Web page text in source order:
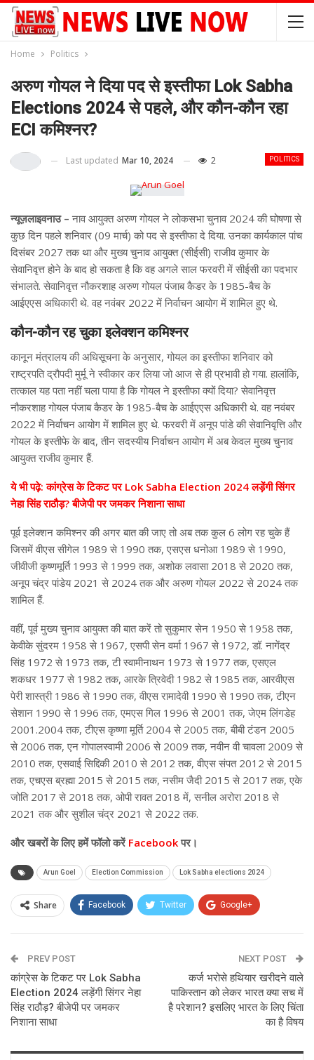
Home Politics
अरुण गोयल ने दिया पद से इस्तीफा Lok Sabha
Elections 2024 से पहले, और कौन-कौन रहा
ECI कमिश्नर?
POLITICS
Last updated Mar 10, 2024 2
न्यूज़लाइवनाउ – नाव आयुक्त अरुण गोयल ने लोकसभा चुनाव 2024 की घोषणा से
कुछ दिन पहले शनिवार (09 मार्च) को पद से इस्तीफा दे दिया. उनका कार्यकाल पांच
दिसंबर 2027 तक था और मुख्य चुनाव आयुक्त (सीईसी) राजीव कुमार के
सेवानिवृत्त होने के बाद हो सकता है कि वह अगले साल फरवरी में सीईसी का पदभार
संभालते. सेवानिवृत्त नौकरशाह अरुण गोयल पंजाब कैडर के 1985-बैच के
आईएएस अधिकारी थे. वह नवंबर 2022 में निर्वाचन आयोग में शामिल हुए थे.
कौन-कौन रह चुका इलेक्शन कमिश्नर
कानून मंत्रालय की अधिसूचना के अनुसार, गोयल का इस्तीफा शनिवार को
राष्ट्रपति द्रौपदी मुर्मू ने स्वीकार कर लिया जो आज से ही प्रभावी हो गया. हालांकि,
तत्काल यह पता नहीं चला पाया है कि गोयल ने इस्तीफा क्यों दिया? सेवानिवृत्त
नौकरशाह गोयल पंजाब कैडर के 1985-बैच के आईएएस अधिकारी थे. वह नवंबर
2022 में निर्वाचन आयोग में शामिल हुए थे. फरवरी में अनूप पांडे की सेवानिवृत्ति और
गोयल के इस्तीफे के बाद, तीन सदस्यीय निर्वाचन आयोग में अब केवल मुख्य चुनाव
आयुक्त राजीव कुमार हैं.
ये भी पढ़े: कांग्रेस के टिकट पर Lok Sabha Election 2024 लड़ेंगी सिंगर
नेहा सिंह राठौड़? बीजेपी पर जमकर निशाना साधा
पूर्व इलेक्शन कमिश्नर की अगर बात की जाए तो अब तक कुल 6 लोग रह चुके हैं
जिसमें वीएस सीगेल 1989 से 1990 तक, एसएस धनोआ 1989 से 1990,
जीवीजी कृष्णमूर्ति 1993 से 1999 तक, अशोक लवासा 2018 से 2020 तक,
अनूप चंद्र पांडेय 2021 से 2024 तक और अरुण गोयल 2022 से 2024 तक
शामिल हैं.
वहीं, पूर्व मुख्य चुनाव आयुक्त की बात करें तो सुकुमार सेन 1950 से 1958 तक,
केवीके सुंदरम 1958 से 1967, एसपी सेन वर्मा 1967 से 1972, डॉ. नागेंद्र
सिंह 1972 से 1973 तक, टी स्वामीनाथन 1973 से 1977 तक, एसएल
शकधर 1977 से 1982 तक, आरके त्रिवेदी 1982 से 1985 तक, आरवीएस
पेरी शास्त्री 1986 से 1990 तक, वीएस रामादेवी 1990 से 1990 तक, टीएन
सेशान 1990 से 1996 तक, एमएस गिल 1996 से 2001 तक, जेएम लिंगडेह
2001.2004 तक, टीएस कृष्णा मूर्ति 2004 से 2005 तक, बीबी टंडन 2005
से 2006 तक, एन गोपालस्वामी 2006 से 2009 तक, नवीन वी चावला 2009 से
2010 तक, एसवाई सिद्दिकी 2010 से 2012 तक, वीएस संपत 2012 से 2015
तक, एचएस ब्रह्मा 2015 से 2015 तक, नसीम जैदी 2015 से 2017 तक, एके
जोति 2017 से 2018 तक, ओपी रावत 2018 में, सनील अरोरा 2018 से
2021 तक और सुशील चंद्र 2021 से 2022 तक.
औरखबरों के लिए हमें फॉलो करेंFacebookपर।
Arun Goel Election Commission Lok Sabha elections 2024
Share Facebook Twitter Google+
Email
PREV POST
कांग्रेस के टिकट पर Lok Sabha
Election 2024 लड़ेंगी सिंगर नेहा
सिंह राठौड़? बीजेपी पर जमकर
निशाना साधा
NEXT POST
कर्ज भरोसे हथियार खरीदने वाले
पाकिस्तान को लेकर भारत क्या सच में
है परेशान? इसलिए भारत के लिए चिंता
का है विषय